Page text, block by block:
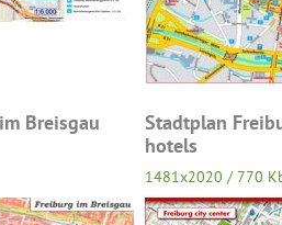
Breisgau
Stadtplan
hotels
1481x2020 / 770